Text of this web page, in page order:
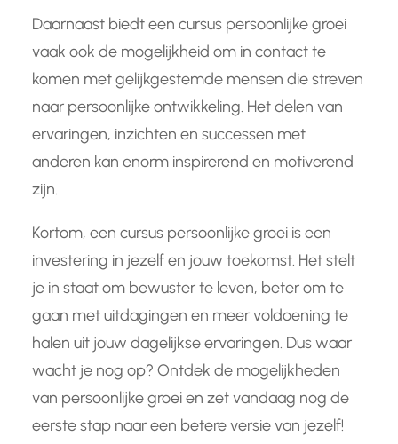
Daarnaast biedt een cursus persoonlijke groei
vaak ook de mogelijkheid om in contact te
komen met gelijkgestemde mensen die streven
naar persoonlijke ontwikkeling. Het delen van
ervaringen, inzichten en successen met
anderen kan enorm inspirerend en motiverend
zijn.
Kortom, een cursus persoonlijke groei is een
investering in jezelf en jouw toekomst. Het stelt
je in staat om bewuster te leven, beter om te
gaan met uitdagingen en meer voldoening te
halen uit jouw dagelijkse ervaringen. Dus waar
wacht je nog op? Ontdek de mogelijkheden
van persoonlijke groei en zet vandaag nog de
eerste stap naar een betere versie van jezelf!